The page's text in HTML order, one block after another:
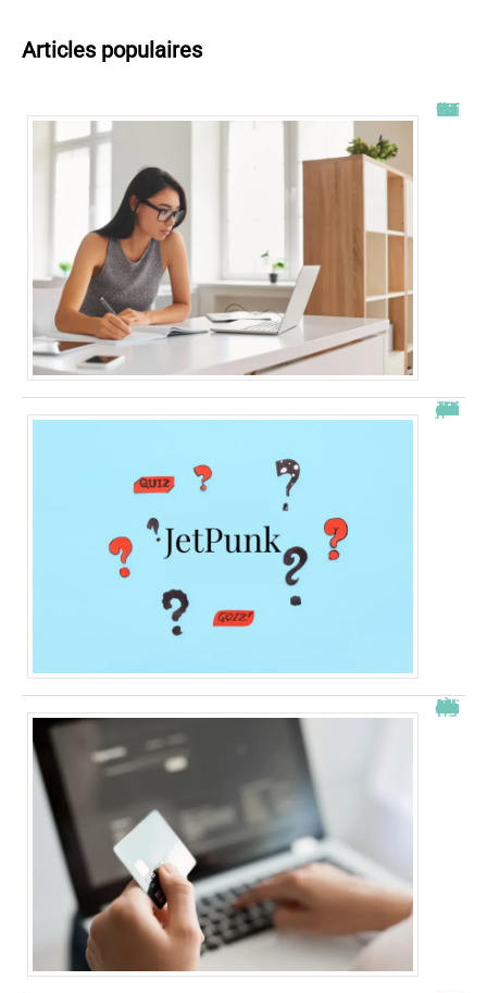
Articles populaires
Tout savoir sur l’ENT UT2J
JetPunk : le meilleur site de quiz et de jeux !
À quelle heure les virements bancaires passent Crédit Agricole ?